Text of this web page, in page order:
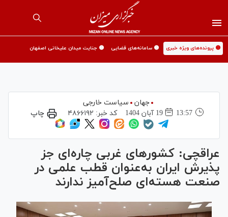
🟡 پرونده‌های ویژه خبری 🟡 سامانه‌های قضایی 🟡 جنایت میدان علیخانی اصفهان
جهان
سیاست خارجی
13:57
19 آبان 1404 کد خبر: ۴۸۶۶۱۹۲ چاپ
عراقچی: کشور‌های غربی چاره‌ای جز
پذیرش ایران به‌عنوان قطب علمی در
صنعت هسته‌ای صلح‌آمیز ندارند